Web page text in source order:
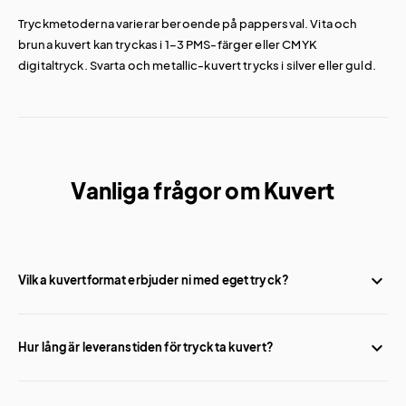
Tryckmetoderna varierar beroende på pappersval. Vita och
bruna kuvert kan tryckas i 1–3 PMS-färger eller CMYK
digitaltryck. Svarta och metallic-kuvert trycks i silver eller guld.
Vanliga frågor om Kuvert
Vilka kuvertformat erbjuder ni med eget tryck?
format (160×160 och 220×220 mm). Varje format finns i flera
Hur lång är leveranstiden för tryckta kuvert?